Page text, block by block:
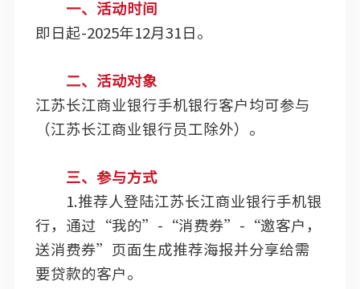
一、活动时间
即日起-2025年12月31日。
二、活动对象
江苏长江商业银行手机银行客户均可参与
（江苏长江商业银行员工除外）。
三、参与方式
1.推荐人登陆江苏长江商业银行手机银
行，通过“我的”-“消费券”-“邀客户，
送消费券”页面生成推荐海报并分享给需
要贷款的客户。